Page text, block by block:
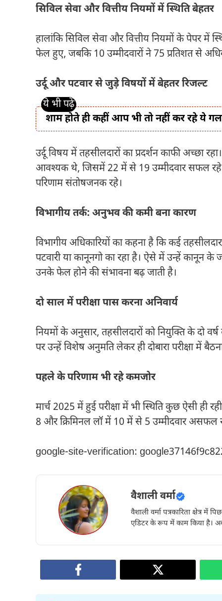
सिविल सेवा और वित्तीय नियमों में स्थिति बेहतर
हालांकि सिविल सेवा और वित्तीय नियमों के पेपर में
फेल हुए, जबकि 10 उम्मीदवारों ने 75 प्रतिशत से
उर्दू और पटवार से जुड़े विषयों में बेहतर रिजल्ट
शाम होते ही कहीं आप भी तो नहीं कर रहे ये
उर्दू विषय में तहसीलदारों का प्रदर्शन काफी अच्छा
आवश्यक थे, जिसमें 22 में से 19 उम्मीदवार सफल
परिणाम संतोषजनक रहे।
विभागीय तर्क: अनुभव की कमी बना कारण
विभागीय अधिकारियों का कहना है कि कई
पटवारी या कानूनगो का रहा है। ऐसे में उन्हें कानून
उनके फेल होने की संभावना बढ़ जाती है।
दो साल में परीक्षा पास करना अनिवार्य
नियमों के अनुसार, तहसीलदारों को नियुक्ति के दो
पर उन्हें विशेष अनुमति लेकर ही दोबारा परीक्षा में
पहले के परिणाम भी रहे कमजोर
मार्च 2025 में हुई परीक्षा में भी स्थिति कुछ ऐसी
8 और क्रिमिनल लॉ में 10 में से 5 उम्मीदवार असफल
google-site-verification:
वैशाली वर्मा
वैशाली वर्मा पत्रकारिता क्षेत्र
एडिटर के रूप में काम किया है। अब